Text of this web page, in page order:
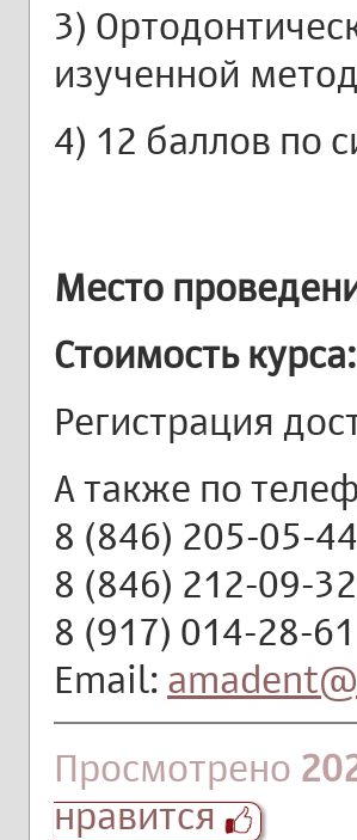
3)
изученной
4) 12 баллов по
Место
Стоимость курса:
Регистрация
А также по
8 (846) 205-05-44
8 (846) 212-09-32
8 (917) 014-28-61
Email:
Просмотрено
нравится